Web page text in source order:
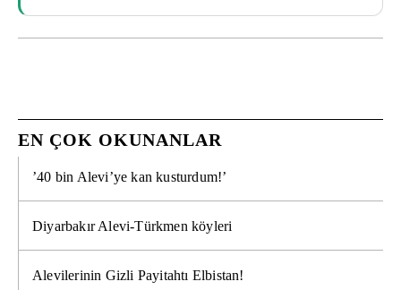
EN ÇOK OKUNANLAR
’40 bin Alevi’ye kan kusturdum!’
Diyarbakır Alevi-Türkmen köyleri
Alevilerinin Gizli Payitahtı Elbistan!